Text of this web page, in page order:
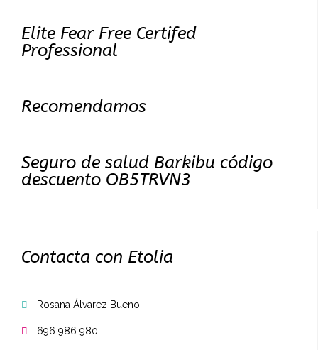
Elite Fear Free Certifed
Professional
Recomendamos
Seguro de salud Barkibu código
descuento OB5TRVN3
Contacta con Etolia
 Rosana Álvarez Bueno
 696 986 980